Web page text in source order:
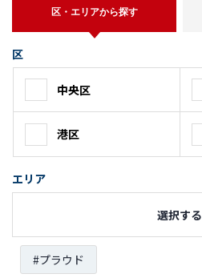
区・エリアから探す
区
中央区
港区
エリア
選択する
#プラウド